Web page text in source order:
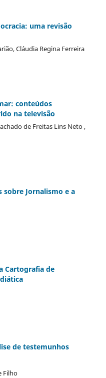
uma revisão
Cláudia Regina Ferreira
conteúdos
na televisão
de Freitas Lins Neto ,
sobre Jornalismo e a
Cartografia de
de testemunhos
Filho